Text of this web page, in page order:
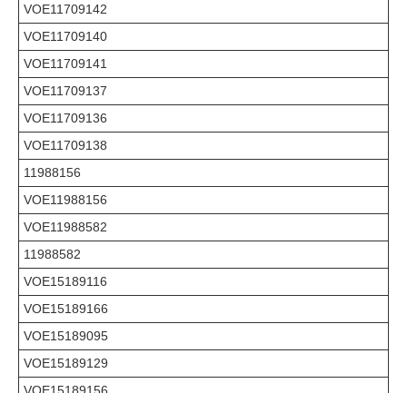
VOE11709142
VOE11709140
VOE11709141
VOE11709137
VOE11709136
VOE11709138
11988156
VOE11988156
VOE11988582
11988582
VOE15189116
VOE15189166
VOE15189095
VOE15189129